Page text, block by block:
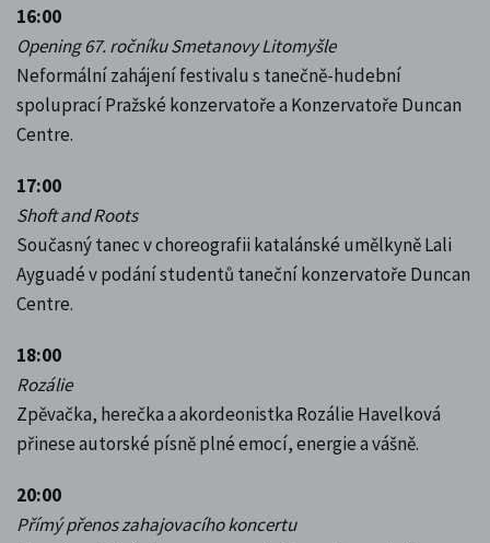
16:00
Opening 67. ročníku Smetanovy Litomyšle
Neformální zahájení festivalu s tanečně-hudební
spoluprací Pražské konzervatoře a Konzervatoře Duncan
Centre.
17:00
Shoft and Roots
Současný tanec v choreografii katalánské umělkyně Lali
Ayguadé v podání studentů taneční konzervatoře Duncan
Centre.
18:00
Rozálie
Zpěvačka, herečka a akordeonistka Rozálie Havelková
přinese autorské písně plné emocí, energie a vášně.
20:00
Přímý přenos zahajovacího koncertu